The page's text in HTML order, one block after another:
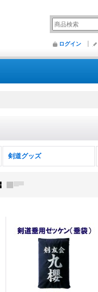
ログイン
剣道グッズ